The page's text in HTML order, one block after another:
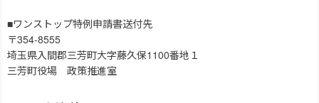
■ワンストップ特例申請書送付先
〒354-8555
埼玉県入間郡三芳町大字藤久保1100番地１
三芳町役場 政策推進室